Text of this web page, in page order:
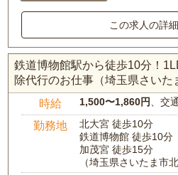
この求人の詳
鉄道博物館駅から徒歩10分！
除代行のお仕事（埼玉県さいた
時給 1,500〜1,860円、交
勤務地
北大宮 徒歩10分
鉄道博物館 徒歩10分
加茂宮 徒歩15分
（埼玉県さいたま市